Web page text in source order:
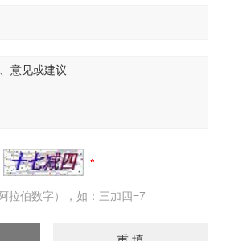
拉伯数字），如：三加四=7